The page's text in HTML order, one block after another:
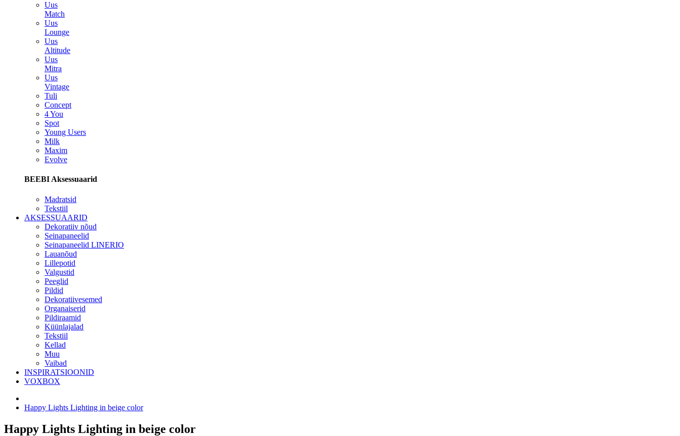
Uus
Match
Uus
Lounge
Uus
Altitude
Uus
Mitra
Uus
Vintage
Tuli
Concept
4 You
Spot
Young Users
Milk
Maxim
Evolve
BEEBI Aksessuaarid
Madratsid
Tekstiil
AKSESSUAARID
Dekoratiiv nõud
Seinapaneelid
Seinapaneelid LINERIO
Lauanõud
Lillepotid
Valgustid
Peeglid
Pildid
Dekoratiivesemed
Organaiserid
Pildiraamid
Küünlajalad
Tekstiil
Kellad
Muu
Vaibad
INSPIRATSIOONID
VOXBOX
Happy Lights Lighting in beige color
Happy Lights Lighting in beige color